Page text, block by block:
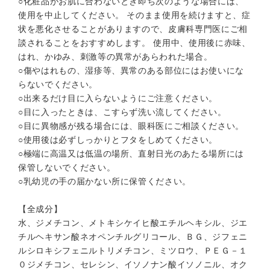
使用を中止してください。 そのまま使用を続けますと、症
状を悪化させることがありますので、皮膚科専門医にご相
談されることをおすすめします。 使用中、使用後に赤味、
はれ、かゆみ、刺激等の異常があらわれた場合。
○傷やはれもの、湿疹等、異常のある部位にはお使いにな
らないでください。
○出来るだけ目に入らないようにご注意ください。
○目に入ったときは、こすらず洗い流してください。
○目に異物感が残る場合には、眼科医にご相談ください。
○使用後は必ずしっかりとフタをしめてください。
○極端に高温又は低温の場所、直射日光のあたる場所には
保管しないでください。
○乳幼児の手の届かない所に保管ください。
【全成分】
水、ジメチコン、メトキシケイヒ酸エチルヘキシル、ジエ
チルヘキサン酸ネオペンチルグリコール、ＢＧ、ジフェニ
ルシロキシフェニルトリメチコン、ミツロウ、ＰＥＧ－１
０ジメチコン、セレシン、イソノナン酸イソノニル、オク